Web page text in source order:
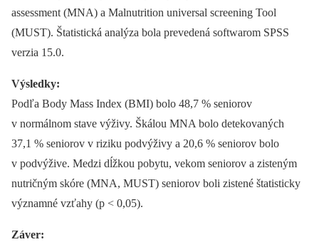
assessment (MNA) a Malnutrition universal screening Tool
(MUST). Štatistická analýza bola prevedená softwarom SPSS
verzia 15.0.
Výsledky:
Podľa Body Mass Index (BMI) bolo 48,7 % seniorov
v normálnom stave výživy. Škálou MNA bolo detekovaných
37,1 % seniorov v riziku podvýživy a 20,6 % seniorov bolo
v podvýžive. Medzi dĺžkou pobytu, vekom seniorov a zisteným
nutričným skóre (MNA, MUST) seniorov boli zistené štatisticky
významné vzťahy (p < 0,05).
Záver: